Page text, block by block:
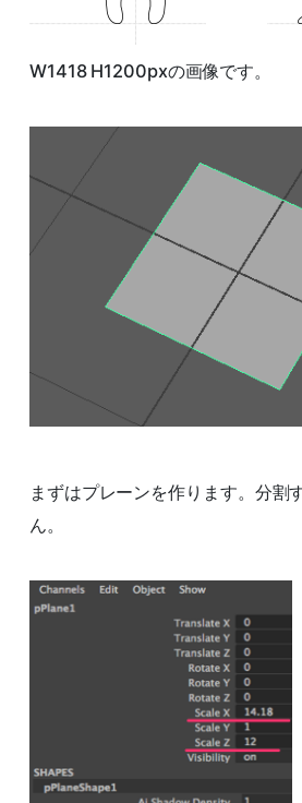
W1418 H1200pxの画像です。
まずはプレーンを作ります。分割
ん。